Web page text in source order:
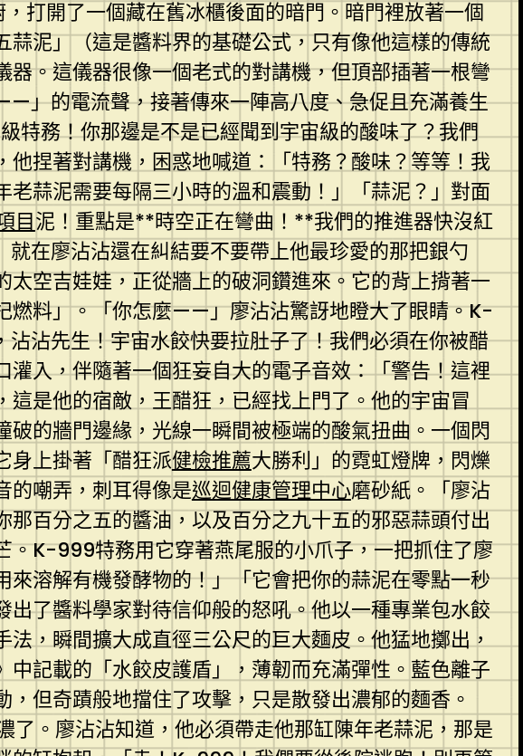
打開了一個藏在舊冰櫃後面的暗門。暗門裡放著一個
泥」（這是醬料界的基礎公式，只有像他這樣的傳統
。這儀器很像一個老式的對講機，但頂部插著一根彎
」的電流聲，接著傳來一陣高八度、急促且充滿養生
特務！你那邊是不是已經聞到宇宙級的酸味了？我們
捏著對講機，困惑地喊道：「特務？酸味？等等！我
蒜泥需要每隔三小時的溫和震動！」「蒜泥？」對面
目泥！重點是**時空正在彎曲！**我們的推進器快沒紅
在廖沾沾還在糾結要不要帶上他最珍愛的那把銀勺
空吉娃娃，正從牆上的破洞鑽進來。它的背上揹著一
燃料」。「你怎麼——」廖沾沾驚訝地瞪大了眼睛。K-
沾先生！宇宙水餃快要拉肚子了！我們必須在你被醋
入，伴隨著一個狂妄自大的電子音效：「警告！這裡
是他的宿敵，王醋狂，已經找上門了。他的宇宙冒
的牆門邊緣，光線一瞬間被極端的酸氣扭曲。一個閃
身上掛著「醋狂派健檢推薦大勝利」的霓虹燈牌，閃爍
的嘲弄，刺耳得像是巡迴健康管理中心磨砂紙。「廖沾
百分之五的醬油，以及百分之九十五的邪惡蒜頭付出
。K-999特務用它穿著燕尾服的小爪子，一把抓住了廖
來溶解有機發酵物的！」「它會把你的蒜泥在零點一秒
了醬料學家對待信仰般的怒吼。他以一種專業包水餃
，瞬間擴大成直徑三公尺的巨大麵皮。他猛地擲出，
記載的「水餃皮護盾」，薄韌而充滿彈性。藍色離子
但奇蹟般地擋住了攻擊，只是散發出濃郁的麵香。
。廖沾沾知道，他必須帶走他那缸陳年老蒜泥，那是